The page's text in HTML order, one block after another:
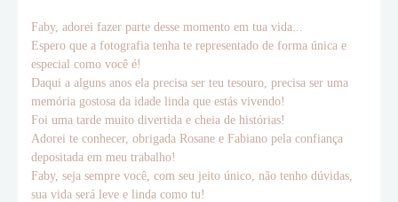
Faby, adorei fazer parte desse momento em tua vida...
Espero que a fotografia tenha te representado de forma única e
especial como você é!
Daqui a alguns anos ela precisa ser teu tesouro, precisa ser uma
memória gostosa da idade linda que estás vivendo!
Foi uma tarde muito divertida e cheia de histórias!
Adorei te conhecer, obrigada Rosane e Fabiano pela confiança
depositada em meu trabalho!
Faby, seja sempre você, com seu jeito único, não tenho dúvidas,
sua vida será leve e linda como tu!